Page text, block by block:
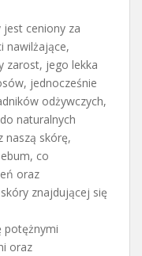
jest ceniony za
nawilżające,
zarost, jego lekka
jednocześnie
odżywczych,
naturalnych
naszą skórę,
co
oraz
znajdującej się
potężnymi
oraz